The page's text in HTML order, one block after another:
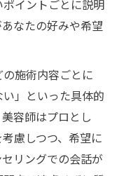
イントごとに説明
なたの好みや希望
施術内容ごとに
い」といった具体的
容師はプロとし
慮しつつ、希望に
リングでの会話が